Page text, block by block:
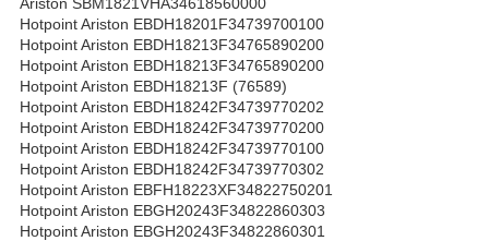
Hotpoint Ariston EBDH18201F34739700100
Hotpoint Ariston EBDH18213F34765890200
Hotpoint Ariston EBDH18213F34765890200
Hotpoint Ariston EBDH18213F (76589)
Hotpoint Ariston EBDH18242F34739770202
Hotpoint Ariston EBDH18242F34739770200
Hotpoint Ariston EBDH18242F34739770100
Hotpoint Ariston EBDH18242F34739770302
Hotpoint Ariston EBFH18223XF34822750201
Hotpoint Ariston EBGH20243F34822860303
Hotpoint Ariston EBGH20243F34822860301